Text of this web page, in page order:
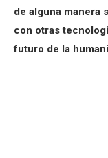
de alguna manera
con otras
futuro de la